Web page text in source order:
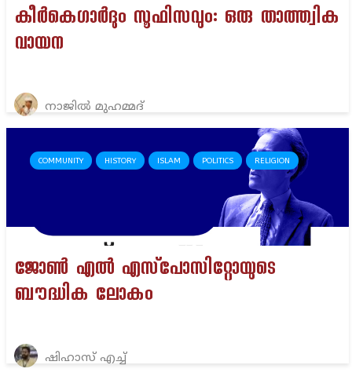
കീർകെഗാർദും സൂഫിസവും: ഒരു താത്ത്വിക
വായന
നാജിൽ മുഹമ്മദ്
COMMUNITY HISTORY ISLAM POLITICS RELIGION
ജോൺ എൽ എസ്‌പോസിറ്റോയുടെ
ബൗദ്ധിക ലോകം
ഷിഹാസ് എച്ച്